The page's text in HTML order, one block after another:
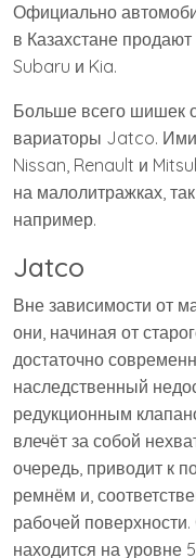
Официально
в Казахстане
Subaru и Kia.
Больше всего шишек
вариаторы Jatco. Ими
Nissan, Renault и
на малолитражках,
например.
Jatco
Вне зависимости от
они, начиная от
достаточно
наследственный
редукционным
влечёт за собой
очередь, приводит к
ремнём и,
рабочей
находится на уровне